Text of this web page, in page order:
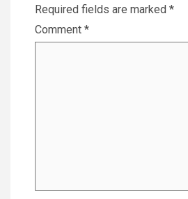
Required fields are marked *
Comment *